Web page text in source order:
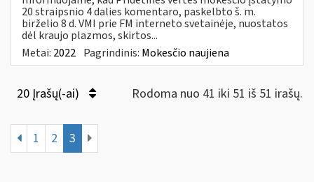
20 straipsnio 4 dalies komentaro, paskelbto š. m.
birželio 8 d. VMI prie FM interneto svetainėje, nuostatos
dėl kraujo plazmos, skirtos...
Metai: 2022 Pagrindinis: Mokesčio naujiena
20 Įrašų(-ai) Rodoma nuo 41 iki 51 iš 51 irašų.
1 2 3